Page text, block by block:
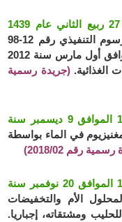
مرسوم تنفيذي رقم 18-04 مؤرخ في 27 ربيع الثاني عام 1439
، يتمم المرسوم التنفيذي رقم 12-98
المؤرخ في 8 ربيع الثاني عام 1433 الموافق أول مارس سنة 2012
الغذائية.(جريدة رسمية
قرار مؤرخ في 20 ربيع الأول عام 1439 الموافق 9 ديسمبر سنة
في الماء بواسطة
رقم 2018/02)
قرار مؤرخ في أول ربيع الأول عام 1439 الموافق 20 نوفمبر سنة
الأم والتخفيضات
ومشتقاته، إجباريا.